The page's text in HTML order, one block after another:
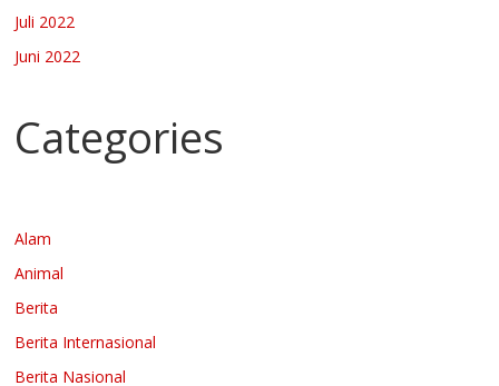
Juli 2022
Juni 2022
Categories
Alam
Animal
Berita
Berita Internasional
Berita Nasional